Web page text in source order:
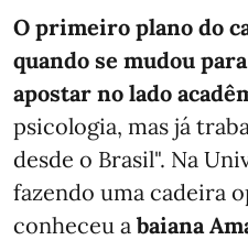
O primeiro plano do
quando se mudou
apostar no lado
psicologia, mas já
desde o Brasil". Na
fazendo uma cadeira
conheceu a baiana